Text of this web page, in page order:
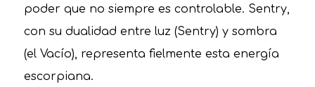
poder que no siempre es controlable. Sentry,
con su dualidad entre luz (Sentry) y sombra
(el Vacío), representa fielmente esta energía
escorpiana.